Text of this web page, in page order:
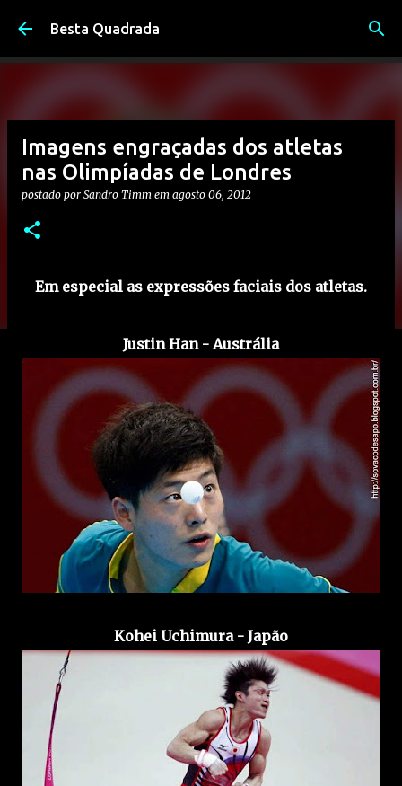
Pular para o conteúdo principal
Besta Quadrada
Imagens engraçadas dos atletas
nas Olimpíadas de Londres
postado por Sandro Timm em agosto 06, 2012
Em especial as expressões faciais dos atletas.
Justin Han - Austrália
Kohei Uchimura - Japão